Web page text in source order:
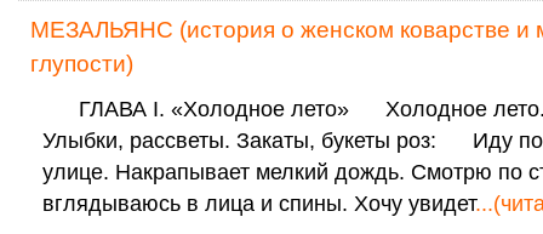
МЕЗАЛЬЯНС (история о женском коварстве и
глупости)
ГЛАВА I. «Холодное лето» Холодное лето.
Улыбки, рассветы. Закаты, букеты роз: Иду по
улице. Накрапывает мелкий дождь. Смотрю по
вглядываюсь в лица и спины. Хочу увидет